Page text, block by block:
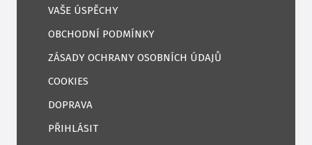
VAŠE ÚSPĚCHY
OBCHODNÍ PODMÍNKY
ZÁSADY OCHRANY OSOBNÍCH ÚDAJŮ
COOKIES
DOPRAVA
PŘIHLÁSIT